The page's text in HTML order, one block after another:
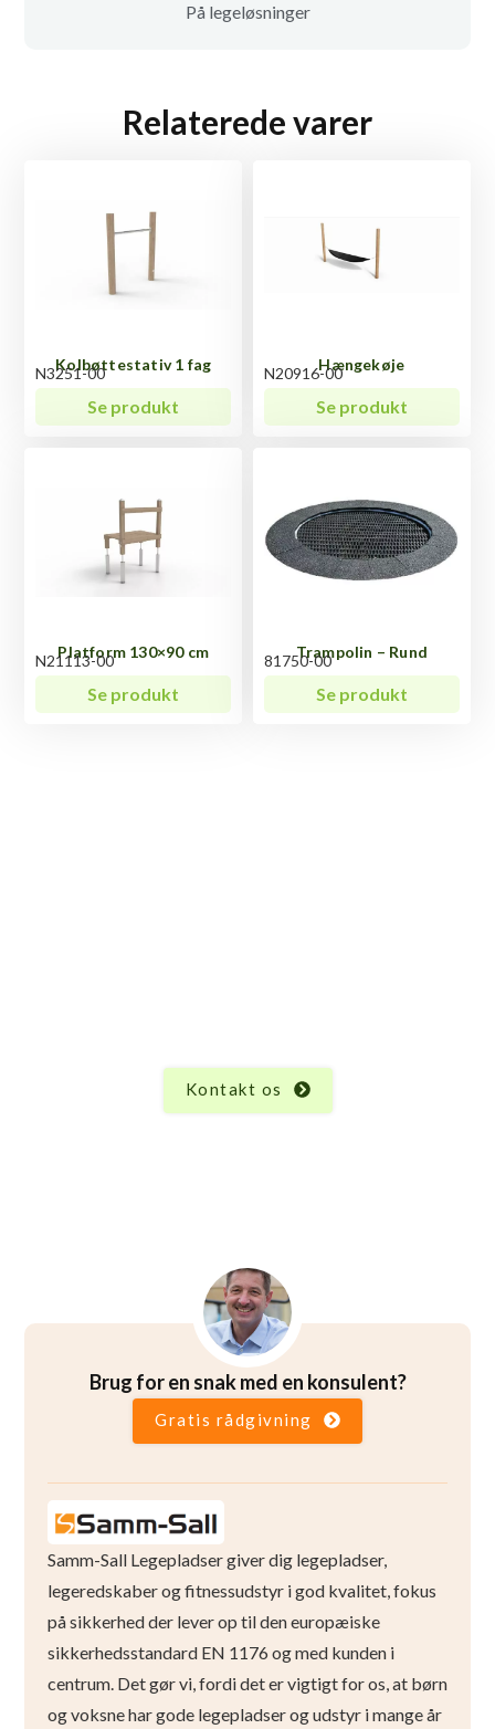
På legeløsninger
Relaterede varer
Kolbøttestativ 1 fag
N3251-00
Se produkt
Hængekøje
N20916-00
Se produkt
Platform 130×90 cm
N21113-00
Se produkt
Trampolin – Rund
81750-00
Se produkt
Kontakt os
Brug for en snak med en konsulent?
Gratis rådgivning
Samm-Sall Legepladser giver dig legepladser,
legeredskaber og fitnessudstyr i god kvalitet, fokus
på sikkerhed der lever op til den europæiske
sikkerhedsstandard EN 1176 og med kunden i
centrum. Det gør vi, fordi det er vigtigt for os, at børn
og voksne har gode legepladser og udstyr i mange år